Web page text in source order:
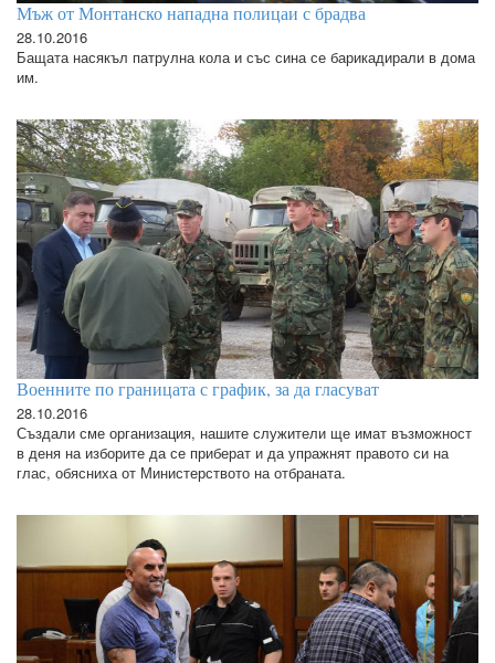
Мъж от Монтанско нападна полицаи с брадва
28.10.2016
Бащата насякъл патрулна кола и със сина се барикадирали в дома
им.
Военните по границата с график, за да гласуват
28.10.2016
Създали сме организация, нашите служители ще имат възможност
в деня на изборите да се приберат и да упражнят правото си на
глас, обясниха от Министерството на отбраната.